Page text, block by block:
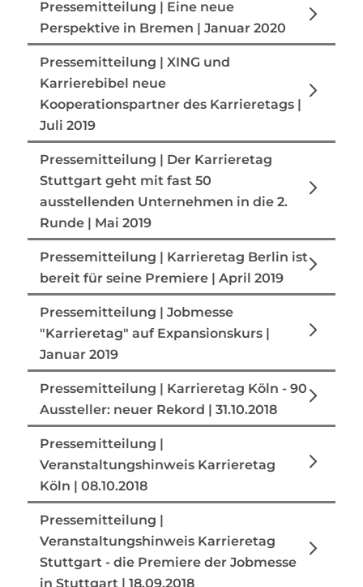
Pressemitteilung | Eine neue
Perspektive in Bremen | Januar 2020
Pressemitteilung | XING und
Karrierebibel neue
Kooperationspartner des Karrieretags |
Juli 2019
Pressemitteilung | Der Karrieretag
Stuttgart geht mit fast 50
ausstellenden Unternehmen in die 2.
Runde | Mai 2019
Pressemitteilung | Karrieretag Berlin ist
bereit für seine Premiere | April 2019
Pressemitteilung | Jobmesse
"Karrieretag" auf Expansionskurs |
Januar 2019
Pressemitteilung | Karrieretag Köln - 90
Aussteller: neuer Rekord | 31.10.2018
Pressemitteilung |
Veranstaltungshinweis Karrieretag
Köln | 08.10.2018
Pressemitteilung |
Veranstaltungshinweis Karrieretag
Stuttgart - die Premiere der Jobmesse
in Stuttgart | 18.09.2018